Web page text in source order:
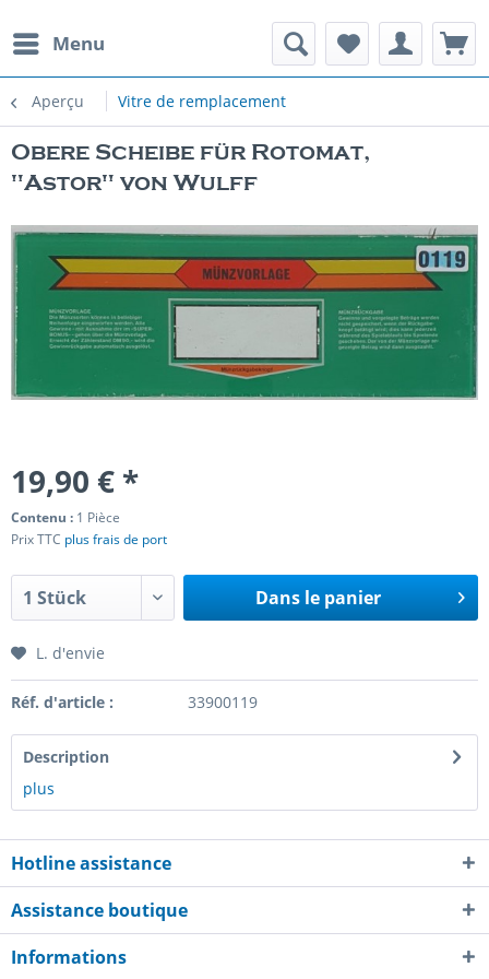
Menu
Aperçu Vitre de remplacement
Obere Scheibe für Rotomat,
"Astor" von Wulff
19,90 € *
Contenu : 1 Pièce
Prix TTC plus frais de port
Dans le panier
L. d'envie
Réf. d'article : 33900119
Description
plus
Hotline assistance
Assistance boutique
Informations